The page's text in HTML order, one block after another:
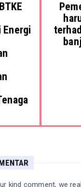
Energi
kind comment, we